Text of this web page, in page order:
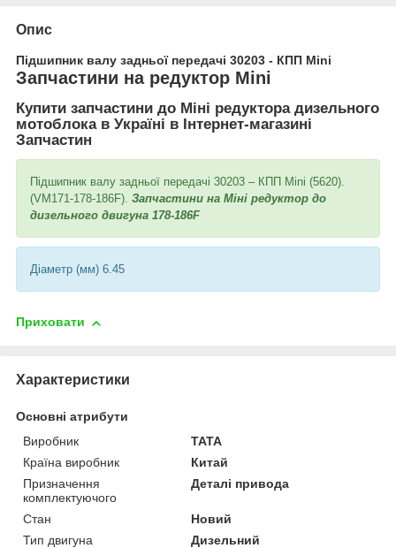
Опис
Підшипник валу задньої передачі 30203 - КПП Mini
Запчастини на редуктор Mini
Купити запчастини до Міні редуктора дизельного
мотоблока в Україні в Інтернет-магазині
Запчастин
Підшипник валу задньої передачі 30203 – КПП Mini (5620).
(VM171-178-186F). Запчастини на Міні редуктор до
дизельного двигуна 178-186F
Діаметр (мм) 6.45
Приховати
Характеристики
Основні атрибути
Виробник
TATA
Країна виробник
Китай
Призначення
комплектуючого
Деталі привода
Стан
Новий
Тип двигуна
Дизельний